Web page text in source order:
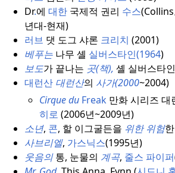
Dr.에 대한국제적 권리 수스
년대-현재)
러브 댓 도그 샤론 크리치 (2001)
베푸는나무 셸 실버스타인(1964)
보도가 끝나는 곳(책), 셸 실버스타
대런산 대런산의 사가(2000~2004)
Cirque du Freak 만화 시리즈 대
히로 (2006년~2009년)
소년, 콘, 할 이그굴든을 위한 위험
사브리엘, 가스닉스(1995년)
웃음의통, 눈물의 계곡, 줄스 파이퍼